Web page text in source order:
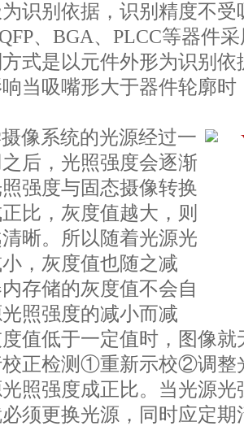
识别依据，识别精度不
、BGA、PLCC等器件
式是以元件外形为识别依
当吸嘴形大于器件轮廓时
像系统的光源经过一
后，光照强度会逐渐
强度与固态摄像转换
比，灰度值越大，则
晰。所以随着光源光
，灰度值也随之减
存储的灰度值不会自
照强度的减小而减
值低于一定值时，图像就
校正检测①重新示校②调整
照强度成正比。当光源
须更换光源，同时应定